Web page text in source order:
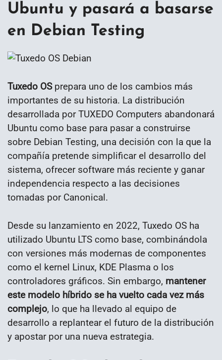
Ubuntu y pasará a basarse
en Debian Testing
Tuxedo OSprepara uno de los cambios más
importantes de su historia. La distribución
desarrollada por TUXEDO Computers abandonará
Ubuntu como base para pasar a construirse
sobre Debian Testing, una decisión con la que la
compañía pretende simplificar el desarrollo del
sistema, ofrecer software más reciente y ganar
independencia respecto a las decisiones
tomadas por Canonical.
Desde su lanzamiento en 2022, Tuxedo OS ha
utilizado Ubuntu LTS como base, combinándola
con versiones más modernas de componentes
como el kernel Linux, KDE Plasma o los
controladores gráficos. Sin embargo, mantener
este modelo híbrido se ha vuelto cada vez más
complejo, lo que ha llevado al equipo de
desarrollo a replantear el futuro de la distribución
y apostar por una nueva estrategia.